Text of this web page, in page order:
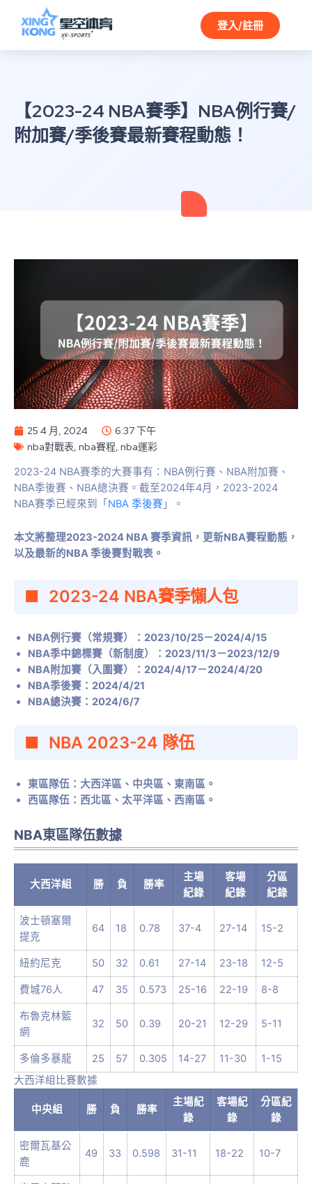
登入/註冊
【2023-24 NBA賽季】NBA例行賽/
附加賽/季後賽最新賽程動態！
25 4 月, 2024
6:37 下午
nba對戰表 nba賽程 nba運彩
2023-24 NBA賽季的大賽事有：NBA例行賽、NBA附加賽、
NBA季後賽、NBA總決賽。截至2024年4月，2023-2024
NBA賽季已經來到「 NBA 季後賽 」。
本文將整理2023-2024 NBA 賽季資訊，更新NBA賽程動態，
以及最新的NBA 季後賽對戰表。
2023-24 NBA賽季懶人包
NBA例行賽（常規賽）：2023/10/25－2024/4/15
NBA季中錦標賽（新制度）：2023/11/3－2023/12/9
NBA附加賽（入圍賽）：2024/4/17－2024/4/20
NBA季後賽：2024/4/21
NBA總決賽：2024/6/7
NBA 2023-24 隊伍
東區隊伍：大西洋區、中央區、東南區。
西區隊伍：西北區、太平洋區、西南區。
NBA東區隊伍數據
大西洋組 勝 負 勝率
主場
紀錄
客場
紀錄
分區
紀錄
波士頓塞爾
提克
64 18 0.78 37-4 27-14 15-2
紐約尼克 50 32 0.61 27-14 23-18 12-5
費城76人 47 35 0.573 25-16 22-19 8-8
布魯克林籃
網
32 50 0.39 20-21 12-29 5-11
多倫多暴龍 25 57 0.305 14-27 11-30
1-15
大西洋組比賽數據
中央組 勝 負 勝率
主場紀
錄
客場紀
錄
分區紀
錄
密爾瓦基公
鹿
49 33 0.598 31-11 18-22 10-7